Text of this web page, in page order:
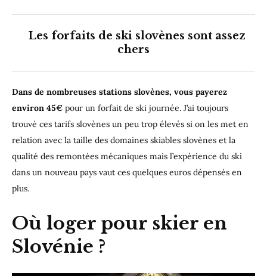
Les forfaits de ski slovènes sont assez
chers
Dans de nombreuses stations slovènes, vous payerez
environ 45€ pour un forfait de ski journée. J’ai toujours
trouvé ces tarifs slovènes un peu trop élevés si on les met en
relation avec la taille des domaines skiables slovènes et la
qualité des remontées mécaniques mais l’expérience du ski
dans un nouveau pays vaut ces quelques euros dépensés en
plus.
Où loger pour skier en
Slovénie ?